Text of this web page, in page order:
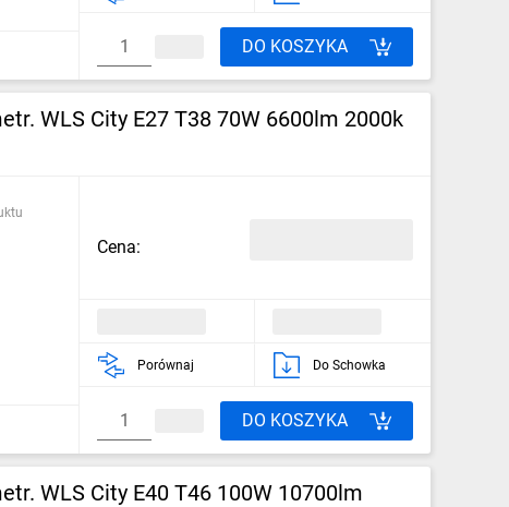
DO KOSZYKA
WLS City E27 T38 70W 6600lm 2000k
Cena:
Porównaj Do Schowka
DO KOSZYKA
WLS City E40 T46 100W 10700lm